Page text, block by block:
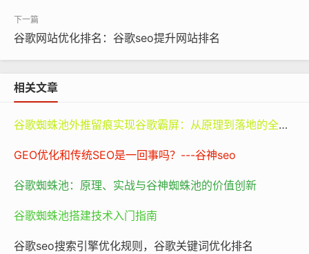
例如，像一些知名的新闻媒体网站，如BBC、CNN等，它
们长期以来在新闻报道领域具有广泛的影响力，发布的内
分析网站的域名年龄、服务器稳定性、页面加载速度等因
家老字号店铺在人们心中更有信誉一样。而服务器不稳
定、页面加载速度慢的网站，会给用户带来不好的体验，
中的排名，还与网站的可持续发展息息相关。一个权重高
的网站，更容易吸引合作伙伴、广告商，也更容易获得用
‌谷歌网站优化排名：谷歌seo提升网站排名
相关文章
谷歌蜘蛛池外推留痕实现谷歌霸屏：从原理到落地的全路径指南
GEO优化和传统SEO是一回事吗？---谷神seo
谷歌蜘蛛池：原理、实战与谷神蜘蛛池的价值创新
谷歌蜘蛛池搭建技术入门指南
谷歌seo搜索引擎优化规则，谷歌关键词优化排名